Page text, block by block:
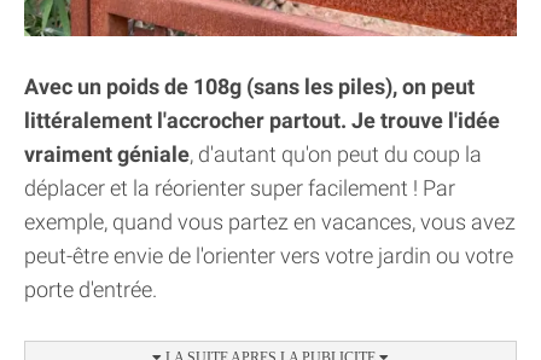
Avec un poids de 108g (sans les piles), on peut
littéralement l'accrocher partout. Je trouve l'idée
vraiment géniale, d'autant qu'on peut du coup la
déplacer et la réorienter super facilement ! Par
exemple, quand vous partez en vacances, vous avez
peut-être envie de l'orienter vers votre jardin ou votre
porte d'entrée.